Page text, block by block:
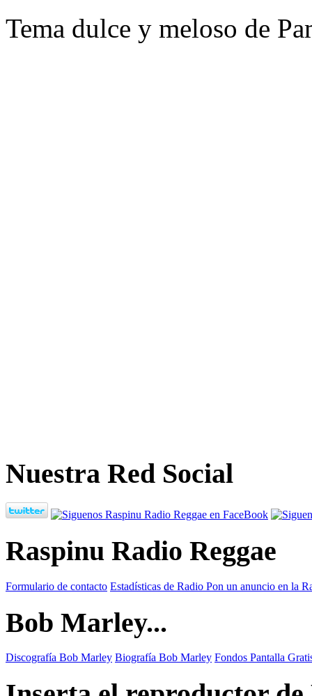
Tema dulce y meloso de
Nuestra Red Social
Raspinu Radio Reggae
Formulario de contacto Estadísticas de Radio Pon un anuncio en la
Bob Marley...
Discografía Bob Marley Biografía Bob Marley Fondos Pantalla